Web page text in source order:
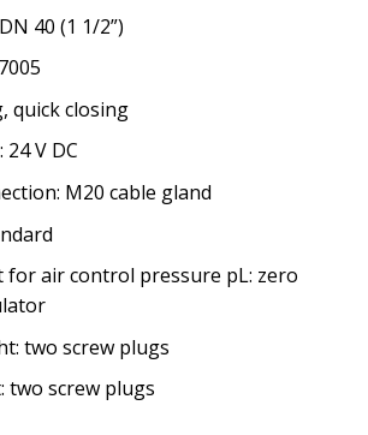
40 (1 1/2”)
quick closing
V DC
M20 cable gland
for air control pressure pL: zero
two screw plugs
two screw plugs